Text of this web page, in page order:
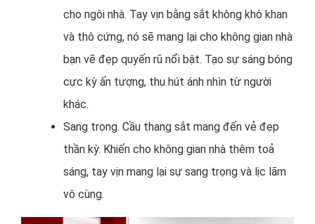
cho ngôi nhà. Tay vịn bằng sắt không khô khan
và thô cứng, nó sẽ mang lại cho không gian nhà
bạn vẽ đẹp quyến rũ nổi bật. Tạo sự sáng bóng
cực kỳ ấn tượng, thu hút ánh nhìn từ người
khác.
Sang trọng. Cầu thang sắt mang đến vẻ đẹp
thần kỳ. Khiến cho không gian nhà thêm toả
sáng, tay vịn mang lại sự sang trọng và lịc lãm
vô cùng.